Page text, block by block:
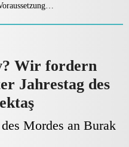
Wir fordern
Jahrestag des
Mordes an Burak